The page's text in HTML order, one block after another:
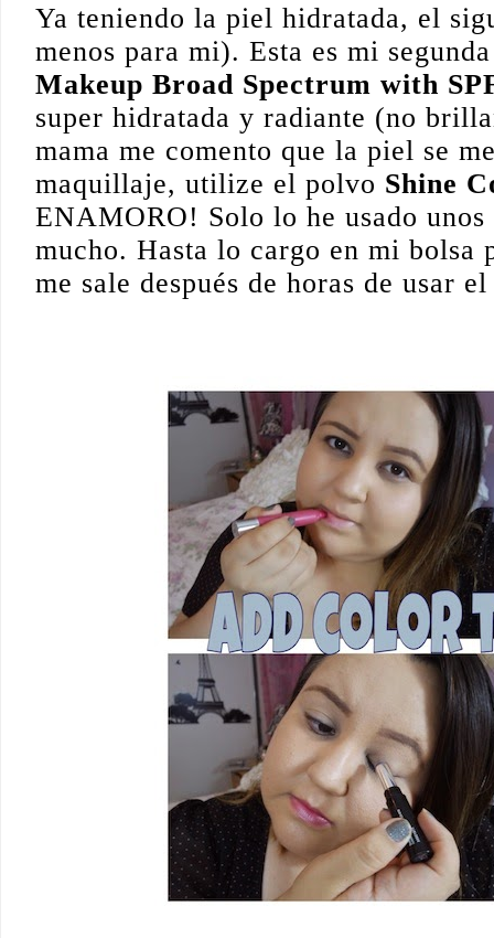
Ya teniendo la piel hidratada, el
menos para mi). Esta es mi
Makeup Broad Spectrum with
super hidratada y radiante (no
mama me comento que la piel se
maquillaje, utilize el polvo Shine
ENAMORO! Solo lo he usado
mucho. Hasta lo cargo en mi bolsa
me sale después de horas de usar